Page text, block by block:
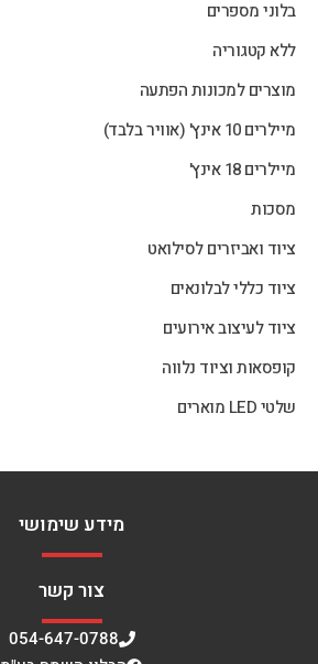
בלוני מספרים
ללא קטגוריה
מוצרים למכונות הפתעה
מיילרים 10 אינץ' (אוויר בלבד)
מיילרים 18 אינץ'
מסכות
ציוד ואביזרים לסילואט
ציוד כללי לבלונאים
ציוד לעיצוב אירועים
קופסאות וציוד נלווה
שלטי LED מוארים
מידע שימושי
צור קשר
054-647-0788